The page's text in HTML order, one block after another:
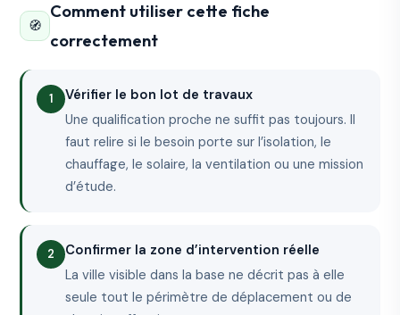
🧭
Comment utiliser cette fiche
correctement
Vérifier le bon lot de travaux
Une qualification proche ne suffit pas toujours. Il
faut relire si le besoin porte sur l’isolation, le
chauffage, le solaire, la ventilation ou une mission
d’étude.
Confirmer la zone d’intervention réelle
La ville visible dans la base ne décrit pas à elle
seule tout le périmètre de déplacement ou de